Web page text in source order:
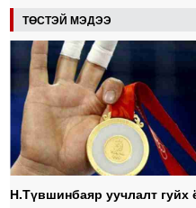
ТӨСТЭЙ МЭДЭЭ
Н.Түвшинбаяр уучлалт гуйх